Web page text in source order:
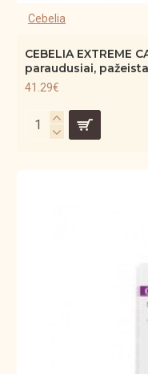
Cebelia
CEBELIA EXTREME
paraudusiai,
41.29€